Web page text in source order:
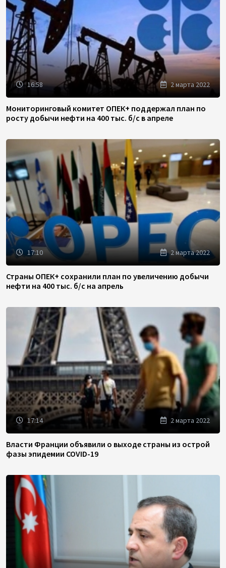
16:58 2 марта 2022
Мониторинговый комитет ОПЕК+ поддержал план по
росту добычи нефти на 400 тыс. б/с в апреле
17:10 2 марта 2022
Страны ОПЕК+ сохранили план по увеличению добычи
нефти на 400 тыс. б/с на апрель
17:14 2 марта 2022
Власти Франции объявили о выходе страны из острой
фазы эпидемии COVID-19